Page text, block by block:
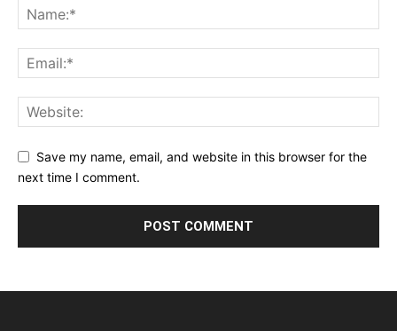
Save my name, email, and website in this browser for the
next time I comment.